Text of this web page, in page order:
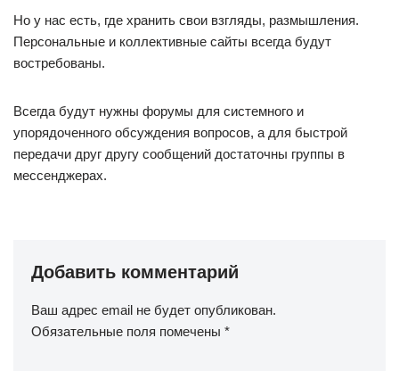
Но у нас есть, где хранить свои взгляды, размышления.
Персональные и коллективные сайты всегда будут
востребованы.
Всегда будут нужны форумы для системного и
упорядоченного обсуждения вопросов, а для быстрой
передачи друг другу сообщений достаточны группы в
мессенджерах.
Добавить комментарий
Ваш адрес email не будет опубликован.
Обязательные поля помечены *